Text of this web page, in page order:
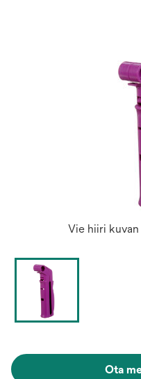
Vie hiiri
Ota